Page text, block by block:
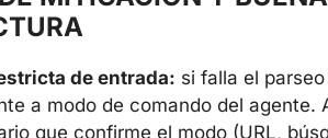
de entrada: si falla el
a modo de comando del agente.
que confirme el modo (URL,